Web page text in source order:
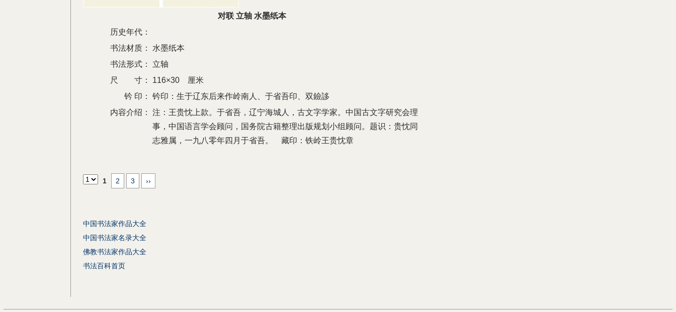
对联 立轴 水墨纸本
历史年代：
书法材质：
水墨纸本
书法形式：
立轴
尺 寸：
116×30 厘米
钤 印：
钤印：生于辽东后来作岭南人、于省吾印、双鐱誃
内容介绍：
注：王贵忱上款。于省吾，辽宁海城人，古文字学家。中国古文字研究会理
事，中国语言学会顾问，国务院古籍整理出版规划小组顾问。题识：贵忱同
志雅属，一九八零年四月于省吾。 藏印：铁岭王贵忱章
1 2 3 ››
中国书法家作品大全
中国书法家名录大全
佛教书法家作品大全
书法百科首页